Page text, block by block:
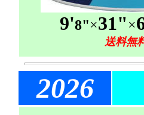
9'8"×31"×
送料無
2026